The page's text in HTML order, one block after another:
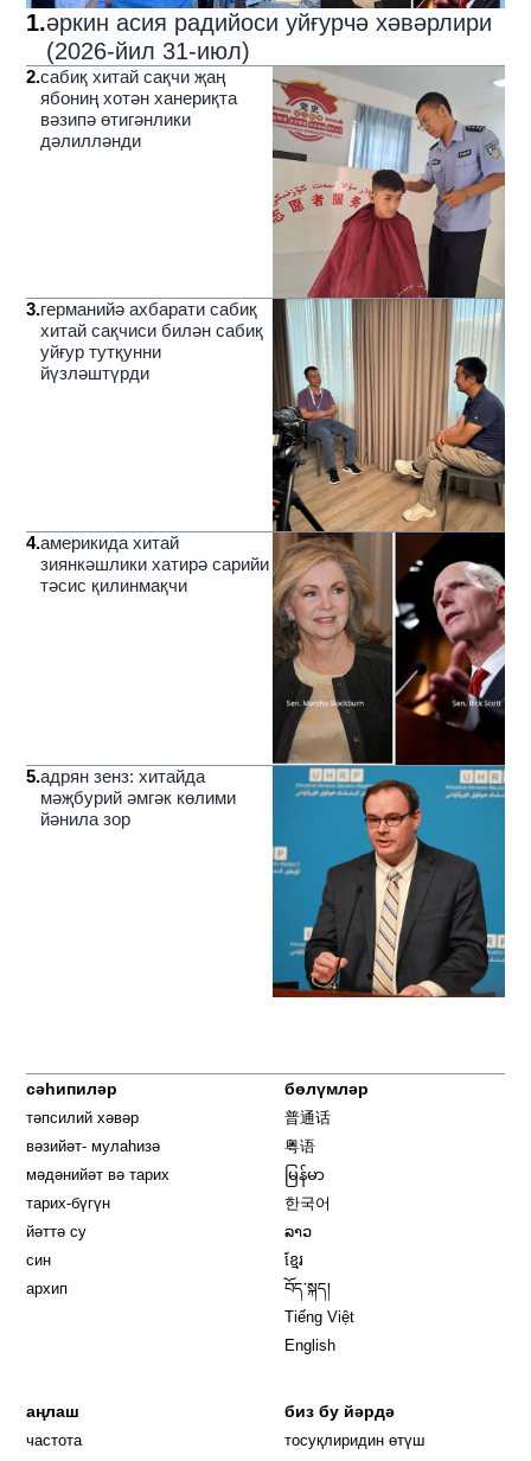
1.әркин асия радийоси уйғурчә хәвәрлири
(2026-йил 31-июл)
2.сабиқ хитай сақчи җаң
ябониң хотән ханериқта
вәзипә өтигәнлики
дәлилләнди
3.германийә ахбарати сабиқ
хитай сақчиси билән сабиқ
уйғур тутқунни
йүзләштүрди
4.америкида хитай
зиянкәшлики хатирә сарийи
тәсис қилинмақчи
5.адрян зенз: хитайда
мәҗбурий әмгәк көлими
йәнила зор
сәһипиләр
тәпсилий хәвәр
вәзийәт- мулаһизә
мәдәнийәт вә тарих
тарих-бүгүн
йәттә су
син
архип
бөлүмләр
普通话
粤语
မြန်မာ
한국어
ລາວ
ខ្មែរ
བོད་སྐད།
Tiếng Việt
English
аңлаш
частота
биз бу йәрдә
тосуқлиридин өтүш